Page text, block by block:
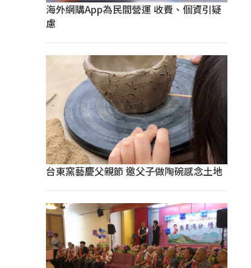
海外網購App為民間營運 收費、個資引疑
慮
台東窯藝慶父親節 邀父子做陶碗感念土地